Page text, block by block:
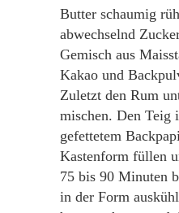
Butter schaumig
abwechselnd
Gemisch aus
Kakao und
Zuletzt den Rum
mischen. Den Teig
gefettetem
Kastenform füllen
75 bis 90 Minuten
in der Form